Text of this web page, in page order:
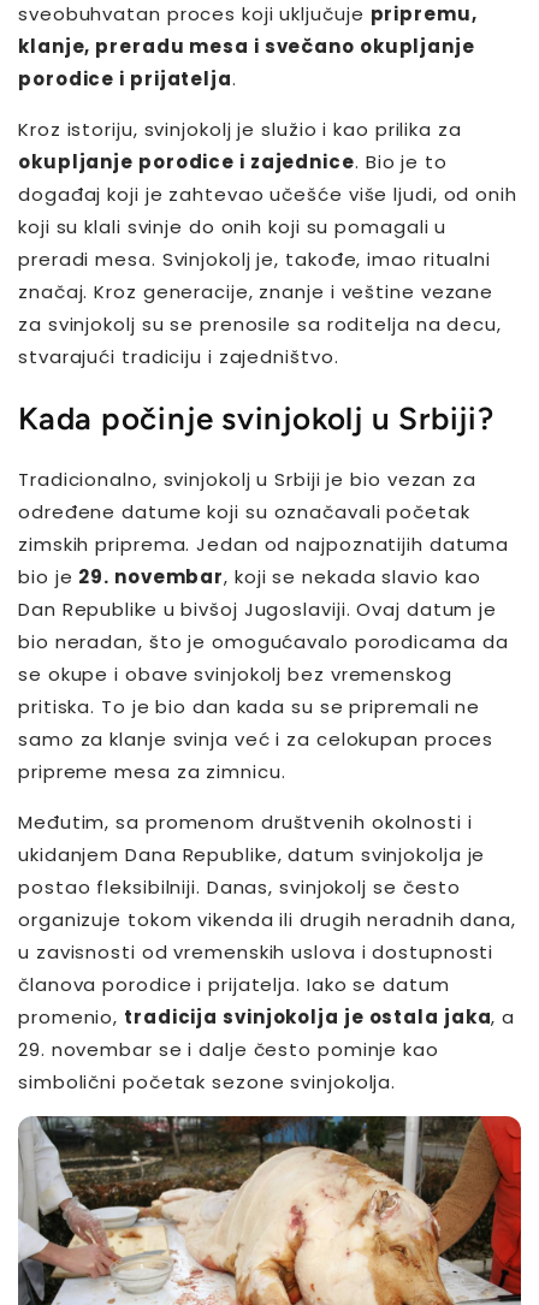
sveobuhvatan proces koji uključuje pripremu,
klanje, preradu mesa i svečano okupljanje
porodice i prijatelja.
Kroz istoriju, svinjokolj je služio i kao prilika za
okupljanje porodice i zajednice. Bio je to
događaj koji je zahtevao učešće više ljudi, od onih
koji su klali svinje do onih koji su pomagali u
preradi mesa. Svinjokolj je, takođe, imao ritualni
značaj. Kroz generacije, znanje i veštine vezane
za svinjokolj su se prenosile sa roditelja na decu,
stvarajući tradiciju i zajedništvo.
Kada počinje svinjokolj u Srbiji?
Tradicionalno, svinjokolj u Srbiji je bio vezan za
određene datume koji su označavali početak
zimskih priprema. Jedan od najpoznatijih datuma
bio je 29. novembar, koji se nekada slavio kao
Dan Republike u bivšoj Jugoslaviji. Ovaj datum je
bio neradan, što je omogućavalo porodicama da
se okupe i obave svinjokolj bez vremenskog
pritiska. To je bio dan kada su se pripremali ne
samo za klanje svinja već i za celokupan proces
pripreme mesa za zimnicu.
Međutim, sa promenom društvenih okolnosti i
ukidanjem Dana Republike, datum svinjokolja je
postao fleksibilniji. Danas, svinjokolj se često
organizuje tokom vikenda ili drugih neradnih dana,
u zavisnosti od vremenskih uslova i dostupnosti
članova porodice i prijatelja. Iako se datum
promenio, tradicija svinjokolja je ostala jaka, a
29. novembar se i dalje često pominje kao
simbolični početak sezone svinjokolja.